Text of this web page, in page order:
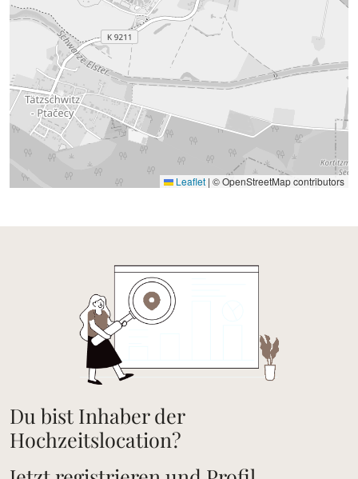
Leaflet | © OpenStreetMap contributors
Du bist Inhaber der
Hochzeitslocation?